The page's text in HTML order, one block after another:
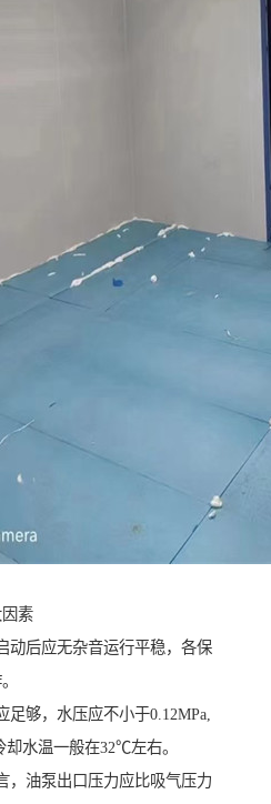
素
后应无杂音运行平稳，各保
够，水压应不小于0.12MPa,
水温一般在32℃左右。
油泵出口压力应比吸气压力